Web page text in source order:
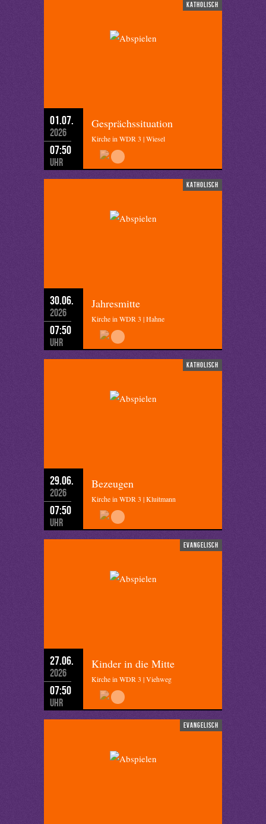
katholisch
01.07.
2026
07:50
Uhr
Gesprächssituation
Kirche in WDR 3 | Wiesel
katholisch
30.06.
2026
07:50
Uhr
Jahresmitte
Kirche in WDR 3 | Hahne
katholisch
29.06.
2026
07:50
Uhr
Bezeugen
Kirche in WDR 3 | Kluitmann
evangelisch
27.06.
2026
07:50
Uhr
Kinder in die Mitte
Kirche in WDR 3 | Viehweg
evangelisch